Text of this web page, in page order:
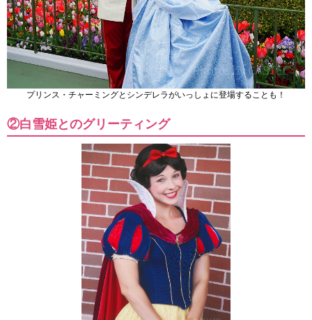
プリンス・チャーミングとシンデレラがいっしょに登場することも！
②白雪姫とのグリーティング